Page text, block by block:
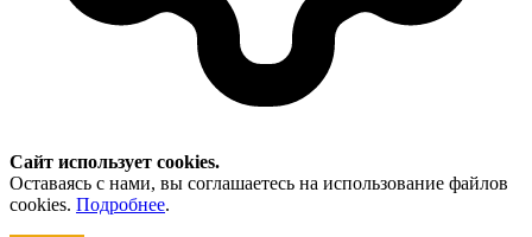
Сайт использует cookies.
Оставаясь с нами, вы соглашаетесь на использование файлов
cookies. Подробнее.